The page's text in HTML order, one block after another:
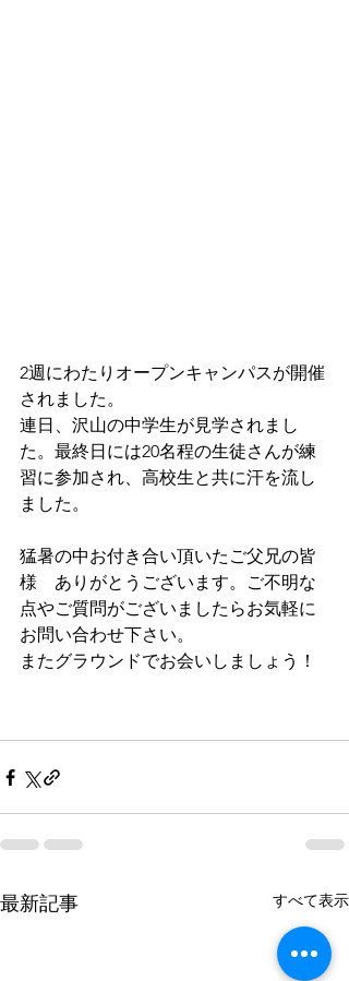
2週にわたりオープンキャンパスが開催
されました。
連日、沢山の中学生が見学されまし
た。最終日には20名程の生徒さんが練
習に参加され、高校生と共に汗を流し
ました。
猛暑の中お付き合い頂いたご父兄の皆
様　ありがとうございます。ご不明な
点やご質問がございましたらお気軽に
お問い合わせ下さい。
またグラウンドでお会いしましょう！
最新記事 すべて表示